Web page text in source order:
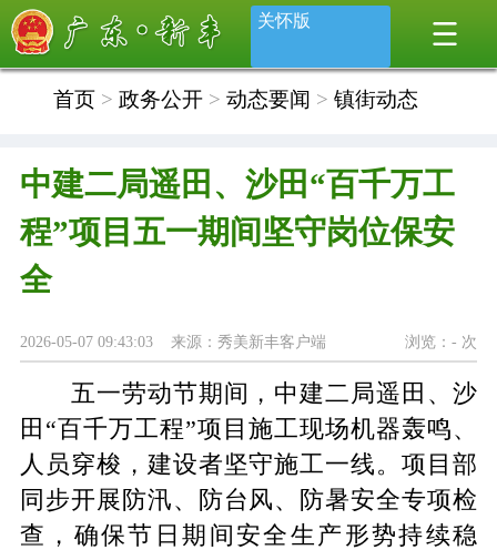
关怀版
首页> 政务公开> 动态要闻 > 镇街动态
中建二局遥田、沙田“百千万工
程”项目五一期间坚守岗位保安
全
浏览：- 次
2026-05-07 09:43:03 来源：秀美新丰客户端
五一劳动节期间，中建二局遥田、沙
田 “百千万工程”项目施工现场机器轰鸣、
人员穿梭，建设者坚守施工一线。项目部
同步开展防汛、防台风、防暑安全专项检
查，确保节日期间安全生产形势持续稳